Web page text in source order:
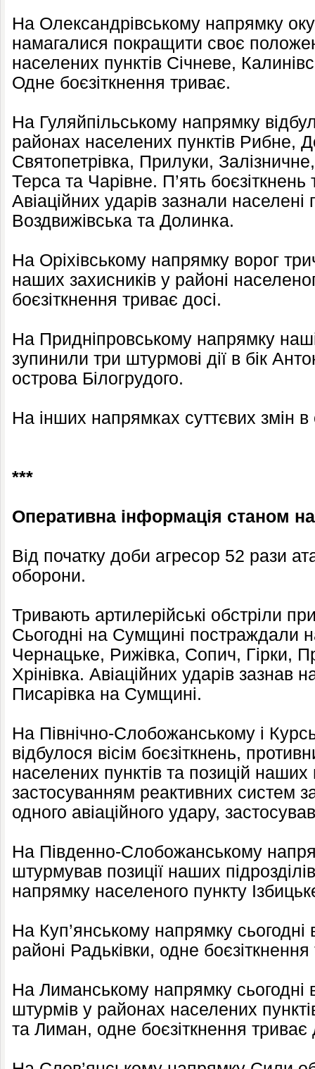
На Олександрівському напрямку
намагалися покращити своє
населених пунктів Січневе,
Одне боєзіткнення триває.
На Гуляйпільському напрямку
районах населених пунктів Рибне,
Святопетрівка, Прилуки,
Терса та Чарівне. П’ять
Авіаційних ударів зазнали
Воздвижівська та Долинка.
На Оріхівському напрямку ворог
наших захисників у районі
боєзіткнення триває досі.
На Придніпровському напрямку
зупинили три штурмові дії в бік
острова Білогрудого.
На інших напрямках суттєвих змін в
***
Оперативна інформація станом
Від початку доби агресор 52 рази
оборони.
Тривають артилерійські обстріли
Сьогодні на Сумщині постраждали
Чернацьке, Рижівка, Сопич, Гірки,
Хрінівка. Авіаційних ударів зазнав
Писарівка на Сумщині.
На Північно-Слобожанському і
відбулося вісім боєзіткнень,
населених пунктів та позицій наших
застосуванням реактивних систем
одного авіаційного удару,
На Південно-Слобожанському
штурмував позиції наших
напрямку населеного пункту
На Куп’янському напрямку сьогодні
районі Радьківки, одне
На Лиманському напрямку сьогодні
штурмів у районах населених
та Лиман, одне боєзіткнення триває